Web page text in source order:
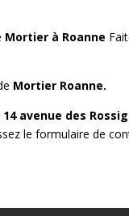
Mortier à Roanne
Mortier Roanne.
14 avenue des
le formulaire de